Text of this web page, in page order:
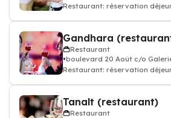
Restaurant: réservation
Gandhara
Restaurant
boulevard 20 Août c/o
Restaurant: réservation
Tanalt (restaurant)
Restaurant